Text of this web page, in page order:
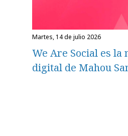
martes, 14 de julio 2026
We Are Social es la
digital de Mahou